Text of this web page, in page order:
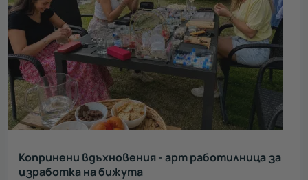
Копринени вдъхновения - арт работилница за
изработка на бижута